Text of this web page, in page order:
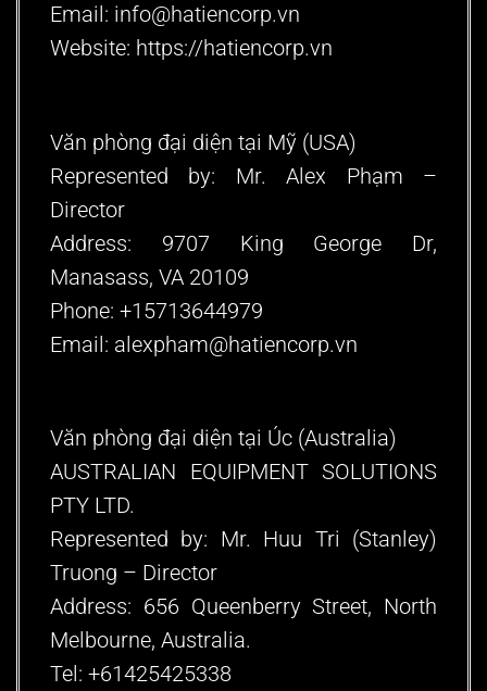
Email: info@hatiencorp.vn
Website: https://hatiencorp.vn
Văn phòng đại diện tại Mỹ (USA)
Represented by: Mr. Alex Phạm –
Director
Address: 9707 King George Dr,
Manasass, VA 20109
Phone: +15713644979
Email: alexpham@hatiencorp.vn
Văn phòng đại diện tại Úc (Australia)
AUSTRALIAN EQUIPMENT SOLUTIONS
PTY LTD.
Represented by: Mr. Huu Tri (Stanley)
Truong – Director
Address: 656 Queenberry Street, North
Melbourne, Australia.
Tel: +61425425338